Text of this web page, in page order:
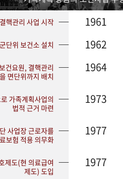
핵관리 사업 시작 1961
단위 보건소 설치 1962
건요원, 결핵관리
면단위까지 배치
1964
가족계획사업의
법적 근거 마련
1973
사업장 근로자를
보험 적용 의무화
1977
제도(현 의료급여
제도) 도입
1977